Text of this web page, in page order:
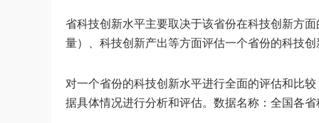
省科技创新水平主要取决于该省份在科技创新方
量）、科技创新产出等方面评估一个省份的科技
对一个省份的科技创新水平进行全面的评估和比
据具体情况进行分析和评估。数据名称：全国各